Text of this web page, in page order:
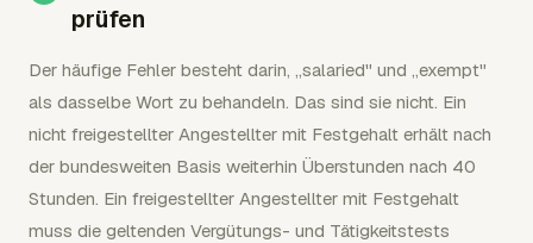
prüfen
Der häufige Fehler besteht darin, „salaried" und „exempt"
als dasselbe Wort zu behandeln. Das sind sie nicht. Ein
nicht freigestellter Angestellter mit Festgehalt erhält nach
der bundesweiten Basis weiterhin Überstunden nach 40
Stunden. Ein freigestellter Angestellter mit Festgehalt
muss die geltenden Vergütungs- und Tätigkeitstests